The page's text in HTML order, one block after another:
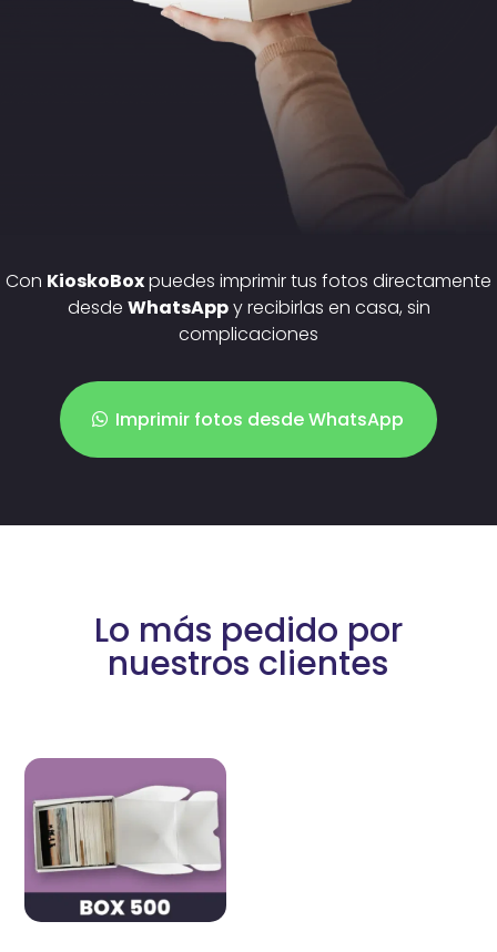
Con KioskoBoxpuedes imprimir tus fotos directamente
desde WhatsAppy recibirlas en casa, sin
complicaciones
Imprimir fotos desde WhatsApp
Lo más pedido por
nuestros clientes